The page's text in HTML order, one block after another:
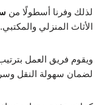
لذلك وفرنا أسطولًا من
الأثاث المنزلي والمكتبي.
ويقوم فريق العمل
لضمان سهولة النقل